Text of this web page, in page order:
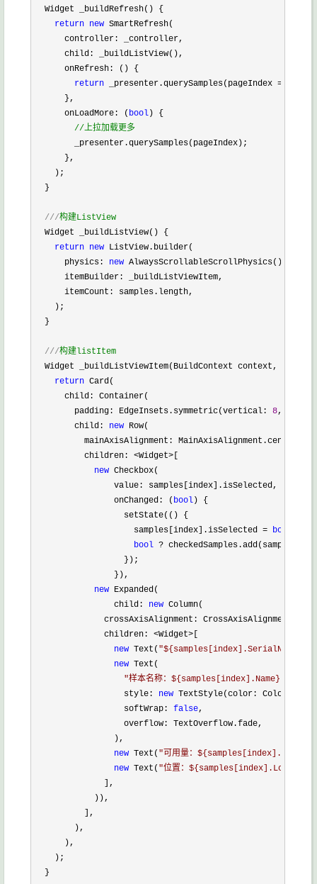
  Widget _buildRefresh() {
return new SmartRefresh(
      controller: _controller,
      child: _buildListView(),
      onRefresh: () {
return _presenter.querySamples(pageIndex =
      },
      onLoadMore: (
bool ) {
//上拉加载更多
        _presenter.querySamples(pageIndex);
      },
    );
  }
///构建ListView
  Widget _buildListView() {
return new ListView.builder(
      physics:
new AlwaysScrollableScrollPhysics(),
      itemBuilder: _buildListViewItem,
      itemCount: samples.length,
    );
  }
///构建listItem
  Widget _buildListViewItem(BuildContext context,
return Card(
      child: Container(
        padding: EdgeInsets.symmetric(vertical:
8,
        child:
new Row(
          mainAxisAlignment: MainAxisAlignment.center,
          children:
<Widget>
new Checkbox(
                value: samples[index].isSelected,
                onChanged: (
bool ) {
                  setState(() {
                    samples[index].isSelected
= bool
bool ?
                  });
                }),
new Expanded(
                child:
new Column(
crossAxisAlignment:
              children:
<Widget>
new Text( "${samples[index].SerialNumber}
new Text(
"样本名称：${samples[index].Name}
                  style:
new TextStyle(color:
                  softWrap:
false,
                  overflow: TextOverflow.fade,
                ),
new Text( "可用量：
new Text( "位置：${samples[index].Location}
              ],
            )),
          ],
        ),
      ),
    );
  }